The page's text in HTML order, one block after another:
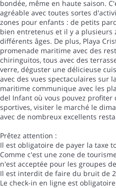
bondée, même en haute saison.
agréable avec toutes sortes
zones pour enfants : de petits
bien entretenus et il y a plusieurs
différents âges. De plus, Playa
promenade maritime avec des
chiringuitos, tous avec des
verre, déguster une délicieuse
avec des vues spectaculaires sur
maritime communique avec les
del Infant où vous pouvez
sportives, visiter le marché le
avec de nombreux excellents
Prêtez attention :
Il est obligatoire de payer la taxe
Comme c'est une zone de
n'est acceptée pour les groupes
Il est interdit de faire du bruit de
Le check-in en ligne est